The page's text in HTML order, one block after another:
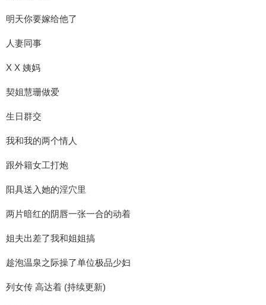
明天你要嫁给他了
人妻同事
X X 姨妈
契姐慧珊做爱
生日群交
我和我的两个情人
跟外籍女工打炮
阳具送入她的淫穴里
两片暗红的阴唇一张一合的动着
姐夫出差了我和姐姐搞
趁泡温泉之际操了单位极品少妇
列女传 高达着 (持续更新)